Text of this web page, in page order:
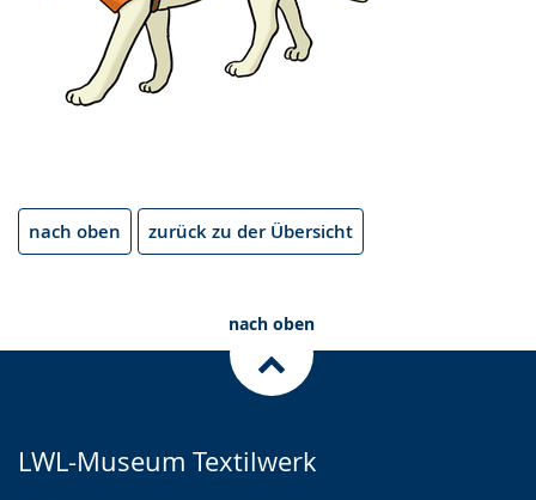
nach oben zurück zu der Übersicht
nach oben
LWL-Museum Textilwerk